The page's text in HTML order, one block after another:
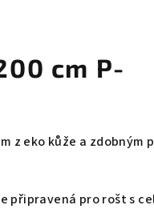
cm P-
z eko kůže a zdobným
připravená pro rošt s